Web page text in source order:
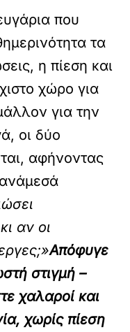
που
τα
η πίεση και
χώρο για
για την
οι δύο
αφήνοντας
αν οι
Απόφυγε
στιγμή –
χαλαροί και
χωρίς πίεση